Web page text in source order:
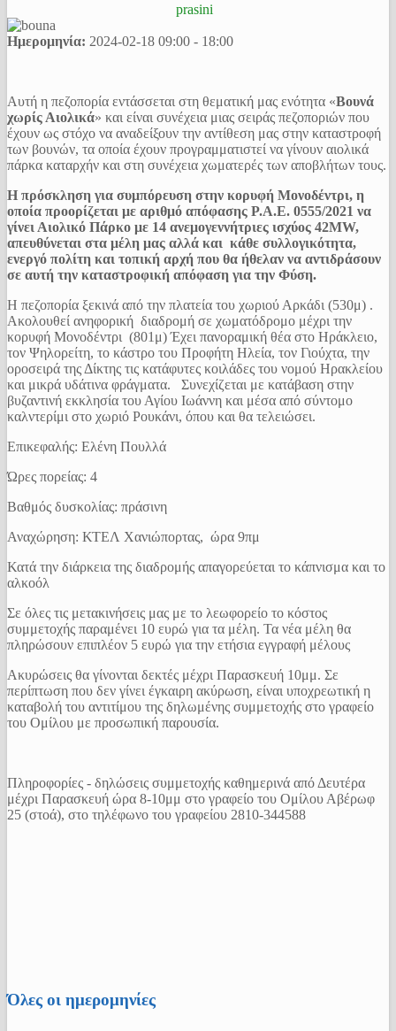
prasini
Ημερομηνία: 2024-02-18 09:00 - 18:00
Αυτή η πεζοπορία εντάσσεται στη θεματική μας ενότητα «Βουνά
χωρίς Αιολικά» και είναι συνέχεια μιας σειράς πεζοποριών που
έχουν ως στόχο να αναδείξουν την αντίθεση μας στην καταστροφή
των βουνών, τα οποία έχουν προγραμματιστεί να γίνουν αιολικά
πάρκα καταρχήν και στη συνέχεια χωματερές των αποβλήτων τους.
Η πρόσκληση για συμπόρευση στην κορυφή Μονοδέντρι, η
οποία προορίζεται με αριθμό απόφασης Ρ.Α.Ε. 0555/2021 να
γίνει Αιολικό Πάρκο με 14 ανεμογεννήτριες ισχύος 42MW,
απευθύνεται στα μέλη μας αλλά και κάθε συλλογικότητα,
ενεργό πολίτη και τοπική αρχή που θα ήθελαν να αντιδράσουν
σε αυτή την καταστροφική απόφαση για την Φύση.
Η πεζοπορία ξεκινά από την πλατεία του χωριού Αρκάδι (530μ) .
Ακολουθεί ανηφορική διαδρομή σε χωματόδρομο μέχρι την
κορυφή Μονοδέντρι (801μ) Έχει πανοραμική θέα στο Ηράκλειο,
τον Ψηλορείτη, το κάστρο του Προφήτη Ηλεία, τον Γιούχτα, την
οροσειρά της Δίκτης τις κατάφυτες κοιλάδες του νομού Ηρακλείου
και μικρά υδάτινα φράγματα. Συνεχίζεται με κατάβαση στην
βυζαντινή εκκλησία του Αγίου Ιωάννη και μέσα από σύντομο
καλντερίμι στο χωριό Ρουκάνι, όπου και θα τελειώσει.
Επικεφαλής: Ελένη Πουλλά
Ώρες πορείας: 4
Βαθμός δυσκολίας: πράσινη
Αναχώρηση: ΚΤΕΛ Χανιώπορτας, ώρα 9πμ
Κατά την διάρκεια της διαδρομής απαγορεύεται το κάπνισμα και το
αλκοόλ
Σε όλες τις μετακινήσεις μας με το λεωφορείο το κόστος
συμμετοχής παραμένει 10 ευρώ για τα μέλη. Τα νέα μέλη θα
πληρώσουν επιπλέον 5 ευρώ για την ετήσια εγγραφή μέλους
Ακυρώσεις θα γίνονται δεκτές μέχρι Παρασκευή 10μμ. Σε
περίπτωση που δεν γίνει έγκαιρη ακύρωση, είναι υποχρεωτική η
καταβολή του αντιτίμου της δηλωμένης συμμετοχής στο γραφείο
του Ομίλου με προσωπική παρουσία.
Πληροφορίες - δηλώσεις συμμετοχής καθημερινά από Δευτέρα
μέχρι Παρασκευή ώρα 8-10μμ στο γραφείο του Ομίλου Αβέρωφ
25 (στοά), στο τηλέφωνο του γραφείου 2810-344588
Όλες οι ημερομηνίες